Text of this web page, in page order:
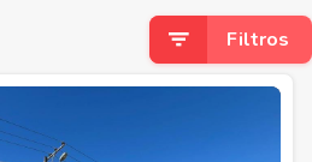
Filtros